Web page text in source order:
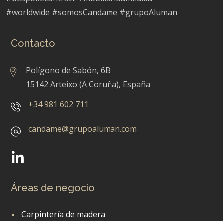
#worldwide #somosCandame #grupoAluman
Contacto
Polígono de Sabón, 6B
15142 Arteixo (A Coruña), España
+34 981 602 711
candame@grupoaluman.com
Áreas de negocio
Carpintería de madera